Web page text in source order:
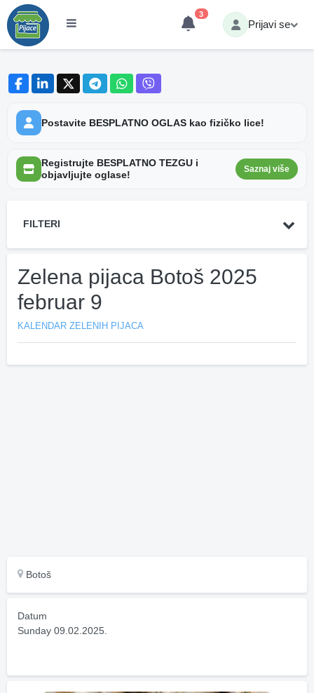
3
Prijavi se
Postavite BESPLATNO OGLAS kao fizičko lice!
Registrujte BESPLATNO TEZGU i
objavljujte oglase!
Saznaj više
FILTERI
Zelena pijaca Botoš 2025
februar 9
KALENDAR ZELENIH PIJACA
Botoš
Datum
Sunday 09.02.2025.